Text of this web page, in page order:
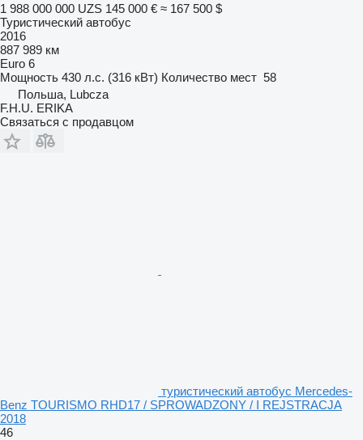
1 988 000 000 UZS 145 000 € ≈ 167 500 $
Туристический автобус
2016
887 989 км
Euro 6
Мощность 430 л.с. (316 кВт) Количество мест 58
Польша, Lubcza
F.H.U. ERIKA
Связаться с продавцом
туристический автобус Mercedes-
Benz TOURISMO RHD17 / SPROWADZONY / I REJSTRACJA
2018
46